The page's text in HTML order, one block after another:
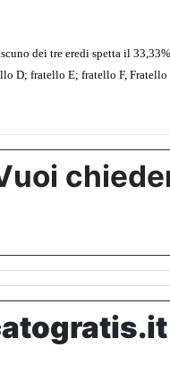
dei tre eredi spetta il
D; fratello E; fratello F,